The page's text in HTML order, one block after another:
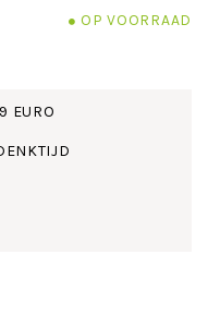
OP VOORRAAD
EURO